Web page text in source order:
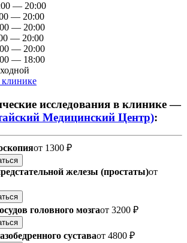
— 20:00
— 20:00
— 20:00
— 20:00
— 20:00
— 18:00
исследования в клинике —
Медицинский Центр):
от 1300 ₽
железы (простаты)от
головного мозгаот 3200 ₽
суставаот 4800 ₽